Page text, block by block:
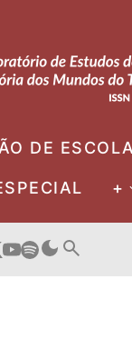
DE ESCOLA
+